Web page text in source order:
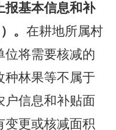
报基本信息和补
。 在耕地所属村
位将需要核减的
种林果等不属于
户信息和补贴面
变更或核减面积